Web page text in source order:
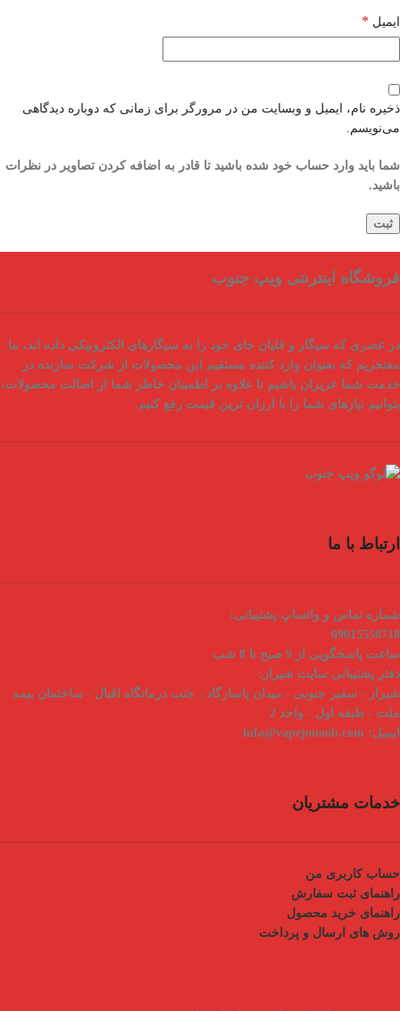
ایمیل *
ذخیره نام، ایمیل و وبسایت من در مرورگر برای زمانی که دوباره دیدگاهی
می‌نویسم.
شما باید وارد حساب خود شده باشید تا قادر به اضافه کردن تصاویر در نظرات
باشید.
فروشگاه اینترنتی ویپ جنوب
در عصری که سیگار و قلیان جای خود را به سیگارهای الکترونیکی داده اند، ما
مفتخریم که بعنوان وارد کننده مستقیم
این محصولات از شرکت سازنده در
خدمت شما عزیزان باشیم تا علاوه بر اطمینان خاطر شما از
اصالت محصولات،
بتوانیم نیازهای شما را با ارزان ترین قیمت رفع کنیم.
ارتباط با ما
شماره تماس و واتساپ پشتیبانی:
09015558718
ساعت پاسخگویی از 9 صبح تا 8 شب
دفتر پشتیبانی سایت شیراز:
شیراز - سفیر جنوبی - میدان پاسارگاد - جنب درمانگاه اقبال - ساختمان بیمه
ملت - طبقه اول - واحد 2
ایمیل:
خدمات مشتریان
حساب کاربری من
راهنمای ثبت سفارش
راهنمای خرید محصول
روش های ارسال و پرداخت